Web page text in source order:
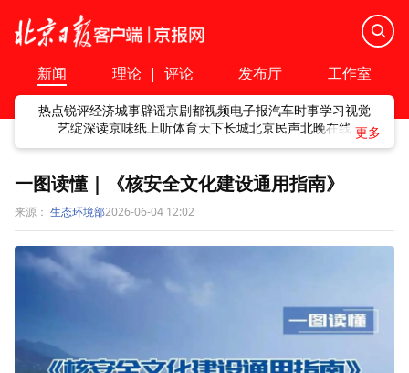
新闻 理论 | 评论 发布厅 工作室
热点锐评经济城事辟谣京剧都视频电子报汽车时事学习视觉
艺绽深读京味纸上听体育天下长城北京民声北晚在线
一图读懂 | 《核安全文化建设通用指南》
来源： 生态环境部2026-06-04 12:02